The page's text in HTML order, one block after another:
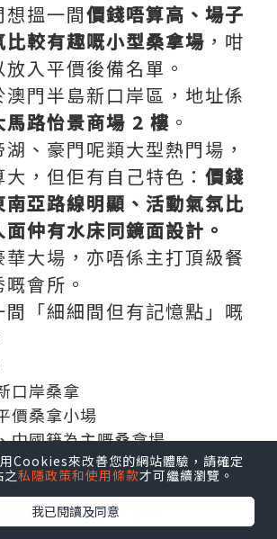
搵一間價錢唔算高、場子
比較有趣嘅小型桑拿場 ，咁
放入平價後備名單。
門半島新口岸區，地址係
馬路怡景商場 2 樓 。
、豪門呢類大型熱門場，
，但佢有自己特色： 價錢
亞路線明顯、活動氣氛比
仲有水床同鏡面設計。
大場，亦唔係主打頂級餐
會所。
「細細間但有記憶點」嘅
口岸桑拿
價桑拿小場
中國籍為主嘅桑拿場
、鏡面房特色嘅會所
一線大場預算嘅後備
值得你了解一下。
Cookies來改善您的網站體驗，請確定
之私隱政策和使用條款才可繼續瀏覽。
我已閱讀及同意